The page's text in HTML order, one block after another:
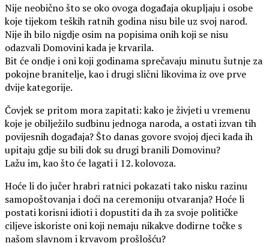
Nije neobično što se oko ovoga događaja okupljaju i osobe
koje tijekom teških ratnih godina nisu bile uz svoj narod.
Nije ih bilo nigdje osim na popisima onih koji se nisu
odazvali Domovini kada je krvarila.
Bit će ondje i oni koji godinama sprečavaju minutu šutnje za
pokojne branitelje, kao i drugi slični likovima iz ove prve
dvije kategorije.
Čovjek se pritom mora zapitati: kako je živjeti u vremenu
koje je obilježilo sudbinu jednoga naroda, a ostati izvan tih
povijesnih događaja? Što danas govore svojoj djeci kada ih
upitaju gdje su bili dok su drugi branili Domovinu?
Lažu im, kao što će lagati i 12. kolovoza.
Hoće li do jučer hrabri ratnici pokazati tako nisku razinu
samopoštovanja i doći na ceremoniju otvaranja? Hoće li
postati korisni idioti i dopustiti da ih za svoje političke
ciljeve iskoriste oni koji nemaju nikakve dodirne točke s
našom slavnom i krvavom prošlošću?